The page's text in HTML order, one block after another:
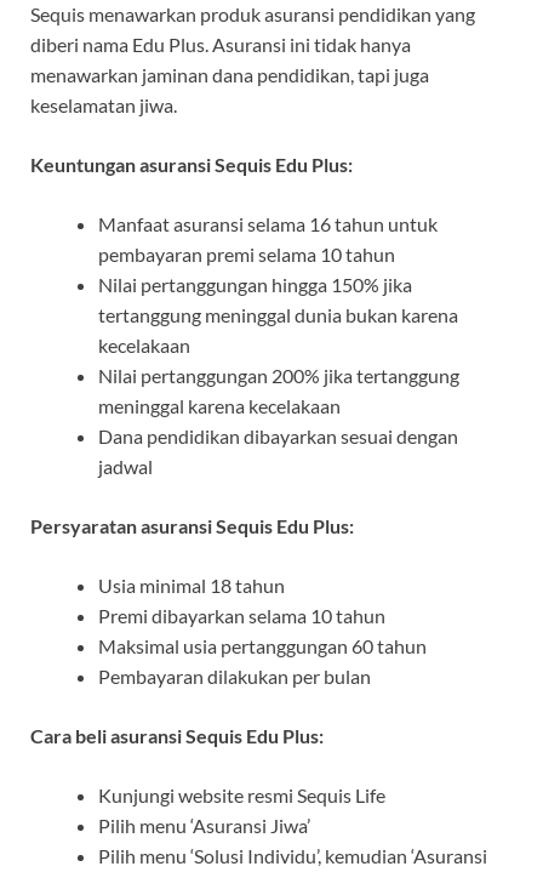
Sequis menawarkan produk asuransi pendidikan yang
diberi nama Edu Plus. Asuransi ini tidak hanya
menawarkan jaminan dana pendidikan, tapi juga
keselamatan jiwa.
Keuntungan asuransi Sequis Edu Plus:
Manfaat asuransi selama 16 tahun untuk
pembayaran premi selama 10 tahun
Nilai pertanggungan hingga 150% jika
tertanggung meninggal dunia bukan karena
kecelakaan
Nilai pertanggungan 200% jika tertanggung
meninggal karena kecelakaan
Dana pendidikan dibayarkan sesuai dengan
jadwal
Persyaratan asuransi Sequis Edu Plus:
Usia minimal 18 tahun
Premi dibayarkan selama 10 tahun
Maksimal usia pertanggungan 60 tahun
Pembayaran dilakukan per bulan
Cara beli asuransi Sequis Edu Plus:
Kunjungi website resmi Sequis Life
Pilih menu ‘Asuransi Jiwa’
Pilih menu ‘Solusi Individu’, kemudian ‘Asuransi